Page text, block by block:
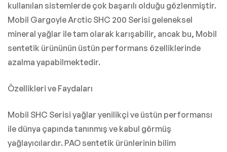
kullanılan sistemlerde çok başarılı olduğu gözlenmiştir.
Mobil Gargoyle Arctic SHC 200 Serisi geleneksel
mineral yağlar ile tam olarak karışabilir, ancak bu, Mobil
sentetik ürününün üstün performans özelliklerinde
azalma yapabilmektedir.
Özellikleri ve Faydaları
Mobil SHC Serisi yağlar yenilikçi ve üstün performansı
ile dünya çapında tanınmış ve kabul görmüş
yağlayıcılardır. PAO sentetik ürünlerinin bilim